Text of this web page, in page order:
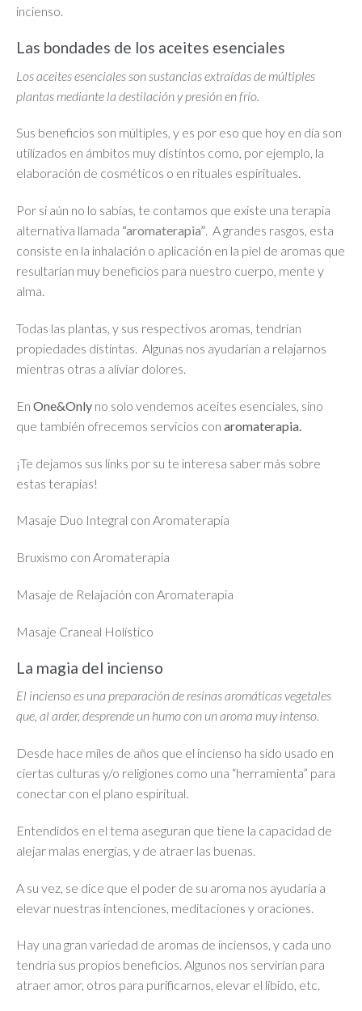
incienso.
Las bondades de los aceites esenciales
Los aceites esenciales son sustancias extraídas de múltiples
plantas mediante la destilación y presión en frío.
Sus beneficios son múltiples, y es por eso que hoy en día son
utilizados en ámbitos muy distintos como, por ejemplo, la
elaboración de cosméticos o en rituales espirituales.
Por si aún no lo sabías, te contamos que existe una terapia
alternativa llamada “aromaterapia”. A grandes rasgos, esta
consiste en la inhalación o aplicación en la piel de aromas que
resultarían muy beneficios para nuestro cuerpo, mente y
alma.
Todas las plantas, y sus respectivos aromas, tendrían
propiedades distintas. Algunas nos ayudarían a relajarnos
mientras otras a aliviar dolores.
En One&Only no solo vendemos aceites esenciales, sino
que también ofrecemos servicios con aromaterapia.
¡Te dejamos sus links por su te interesa saber más sobre
estas terapias!
Masaje Duo Integral con Aromaterapia
Bruxismo con Aromaterapia
Masaje de Relajación con Aromaterapia
Masaje Craneal Holístico
La magia del incienso
El incienso es una preparación de resinas aromáticas vegetales
que, al arder, desprende un humo con un aroma muy intenso.
Desde hace miles de años que el incienso ha sido usado en
ciertas culturas y/o religiones como una “herramienta” para
conectar con el plano espiritual.
Entendidos en el tema aseguran que tiene la capacidad de
alejar malas energías, y de atraer las buenas.
A su vez, se dice que el poder de su aroma nos ayudaría a
elevar nuestras intenciones, meditaciones y oraciones.
Hay una gran variedad de aromas de inciensos, y cada uno
tendría sus propios beneficios. Algunos nos servirían para
atraer amor, otros para purificarnos, elevar el libido, etc.